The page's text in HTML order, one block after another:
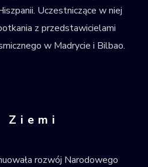
Uczestniczące w niej
z przedstawicielami
w Madrycie i Bilbao.
Ziemi
rozwój Narodowego